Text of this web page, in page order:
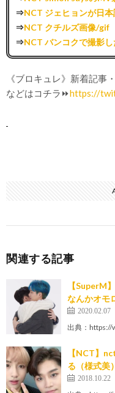
⇒NCT ジェヒョンが日本
⇒NCT クチルズ画像/gif
⇒NCT バンコクで撮影
《ブロキュレ》新着記事
などはコチラ⏩https://
関連する記事
【SuperM
なんかオモ
2020.02.07
出典：
【NCT】
る（様式美）
2018.10.22